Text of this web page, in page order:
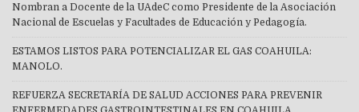
Nombran a Docente de la UAdeC como Presidente de la Asociación
Nacional de Escuelas y Facultades de Educación y Pedagogía.
ESTAMOS LISTOS PARA POTENCIALIZAR EL GAS COAHUILA:
MANOLO.
REFUERZA SECRETARÍA DE SALUD ACCIONES PARA PREVENIR